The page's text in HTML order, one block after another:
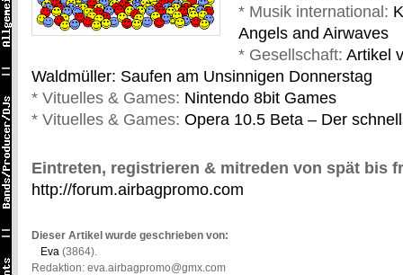
* Musik international:
Angels and Airwaves
* Gesellschaft: Artikel
Waldmüller: Saufen am Unsinnigen Donnerstag
* Vituelles & Games: Nintendo 8bit Games
* Vituelles & Games: Opera 10.5 Beta – Der
Eintreten, registrieren & mitreden von spät bis
http://forum.airbagpromo.com
Dieser Artikel wurde geschrieben von:
Eva (3864).
Redaktion: eva.airbagpromo@gmx.com